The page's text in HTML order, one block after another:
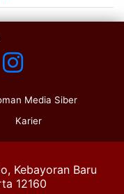
Media Siber
Karier
Kebayoran Baru
12160